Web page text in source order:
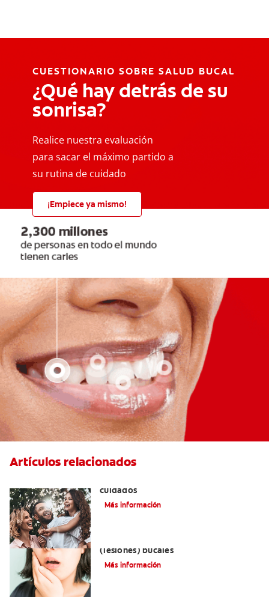
CUESTIONARIO SOBRE SALUD BUCAL
¿Qué hay detrás de su
sonrisa?
Realice nuestra evaluación
para sacar el máximo partido a
su rutina de cuidado
¡Empiece ya mismo!
Artículos relacionados
cuidados
Más información
(lesiones) bucales
Más información